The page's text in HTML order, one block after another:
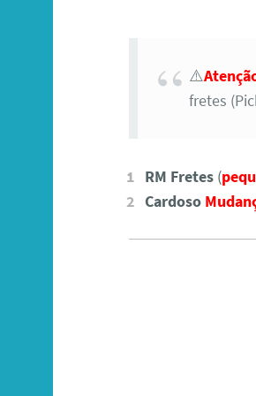
⚠️
fretes
RM Fretes(
Cardoso